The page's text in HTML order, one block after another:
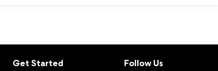
Get Started Follow Us